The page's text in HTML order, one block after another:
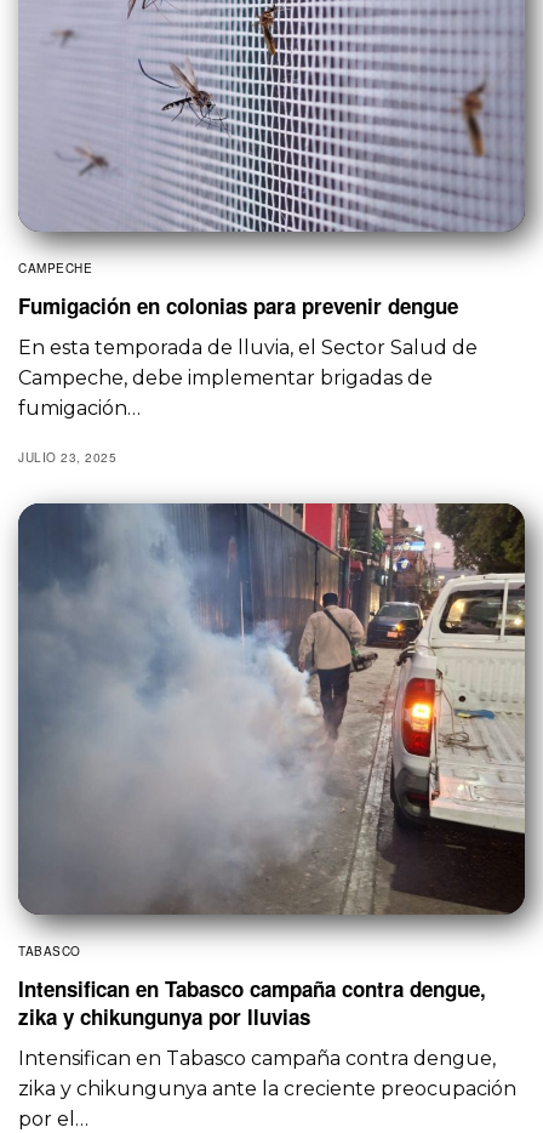
CAMPECHE
Fumigación en colonias para prevenir dengue
En esta temporada de lluvia, el Sector Salud de
Campeche, debe implementar brigadas de
fumigación…
JULIO 23, 2025
TABASCO
Intensifican en Tabasco campaña contra dengue,
zika y chikungunya por lluvias
Intensifican en Tabasco campaña contra dengue,
zika y chikungunya ante la creciente preocupación
por el…